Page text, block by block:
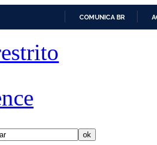
COMUNICA BR